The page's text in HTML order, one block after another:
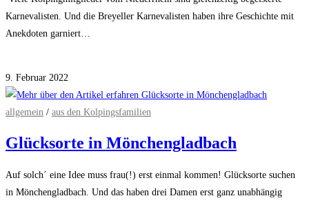
Karnevalisten. Und die Breyeller Karnevalisten haben ihre Geschichte mit
Anekdoten garniert…
und
Karneval
de
aus
Breyell
9. Februar 2022
allgemein / aus den Kolpingsfamilien
Glücksorte in Mönchengladbach
Auf solch´ eine Idee muss frau(!) erst einmal kommen! Glücksorte suchen
in Mönchengladbach. Und das haben drei Damen erst ganz unabhängig